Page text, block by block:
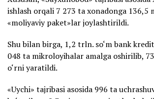
ishlash orqali 7 273 ta xonadonga 136,5
«moliyaviy paket»lar joylashtirildi.
Shu bilan birga, 1,2 trln. so‘m bank
048 ta mikroloyihalar amalga oshirilib,
o‘rni yaratildi.
«Uychi» tajribasi asosida 996 ta